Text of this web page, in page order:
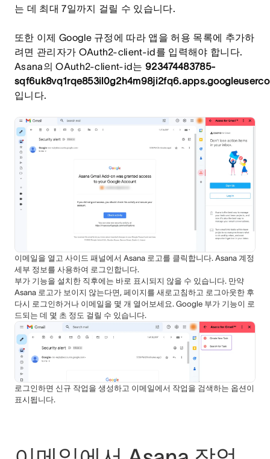
는 데 최대 7일까지 걸릴 수 있습니다.
또한 이제 Google 규정에 따라 앱을 허용 목록에 추가하
려면 관리자가 OAuth2-client-id를 입력해야 합니다.
Asana의 OAuth2-client-id는 923474483785-
입니다.
이메일을 열고 사이드 패널에서 Asana 로고를 클릭합니다. Asana 계정
세부 정보를 사용하여 로그인합니다.
부가 기능을 설치한 직후에는 바로 표시되지 않을 수 있습니다. 만약
Asana 로고가 보이지 않는다면, 페이지를 새로고침하고 로그아웃한 후
다시 로그인하거나 이메일을 몇 개 열어보세요. Google 부가 기능이 로
드되는 데 몇 초 정도 걸릴 수 있습니다.
로그인하면 신규 작업을 생성하고 이메일에서 작업을 검색하는 옵션이
표시됩니다.